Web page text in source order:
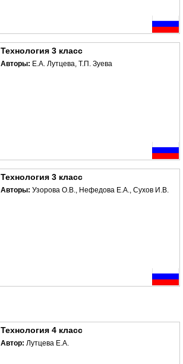
Технология 3 класс
Авторы: Е.А. Лутцева, Т.П. Зуева
Технология 3 класс
Авторы: Узорова О.В., Нефедова Е.А., Сухов И.В.
Технология 4 класс
Автор: Лутцева Е.А.